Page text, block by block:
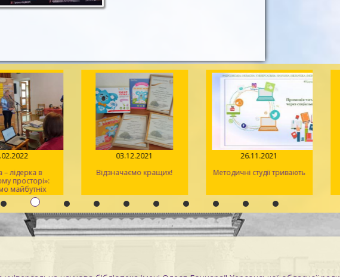
– лідерка в
просторі»:
майбутніх
/ День 1
03.12.2021
Відзначаємо кращих!
26.11.2021
Методичні студії тривають